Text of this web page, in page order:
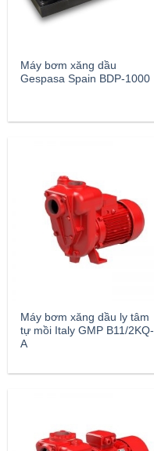
Máy bơm xăng dầu
Gespasa Spain BDP-1000
Máy bơm xăng dầu ly tâm
tự mồi Italy GMP B11/2KQ-
A